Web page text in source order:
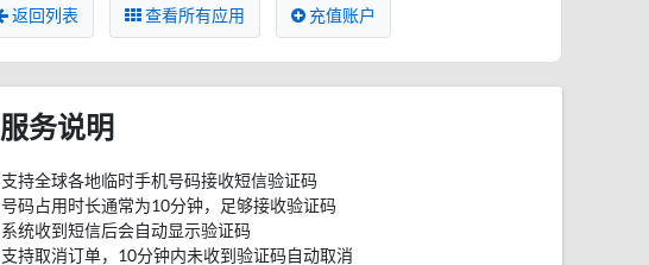
返回列表 查看所有应用 充值账户
服务说明
支持全球各地临时手机号码接收短信验证码
号码占用时长通常为10分钟，足够接收验证码
系统收到短信后会自动显示验证码
支持取消订单，10分钟内未收到验证码自动取消